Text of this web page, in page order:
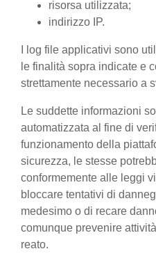
risorsa utilizzata;
indirizzo IP.
I log file applicativi sono
le finalità sopra indicate e
strettamente necessario a
Le suddette informazioni
automatizzata al fine di
funzionamento della
sicurezza, le stesse
conformemente alle leggi
bloccare tentativi di
medesimo o di recare
comunque prevenire
reato.